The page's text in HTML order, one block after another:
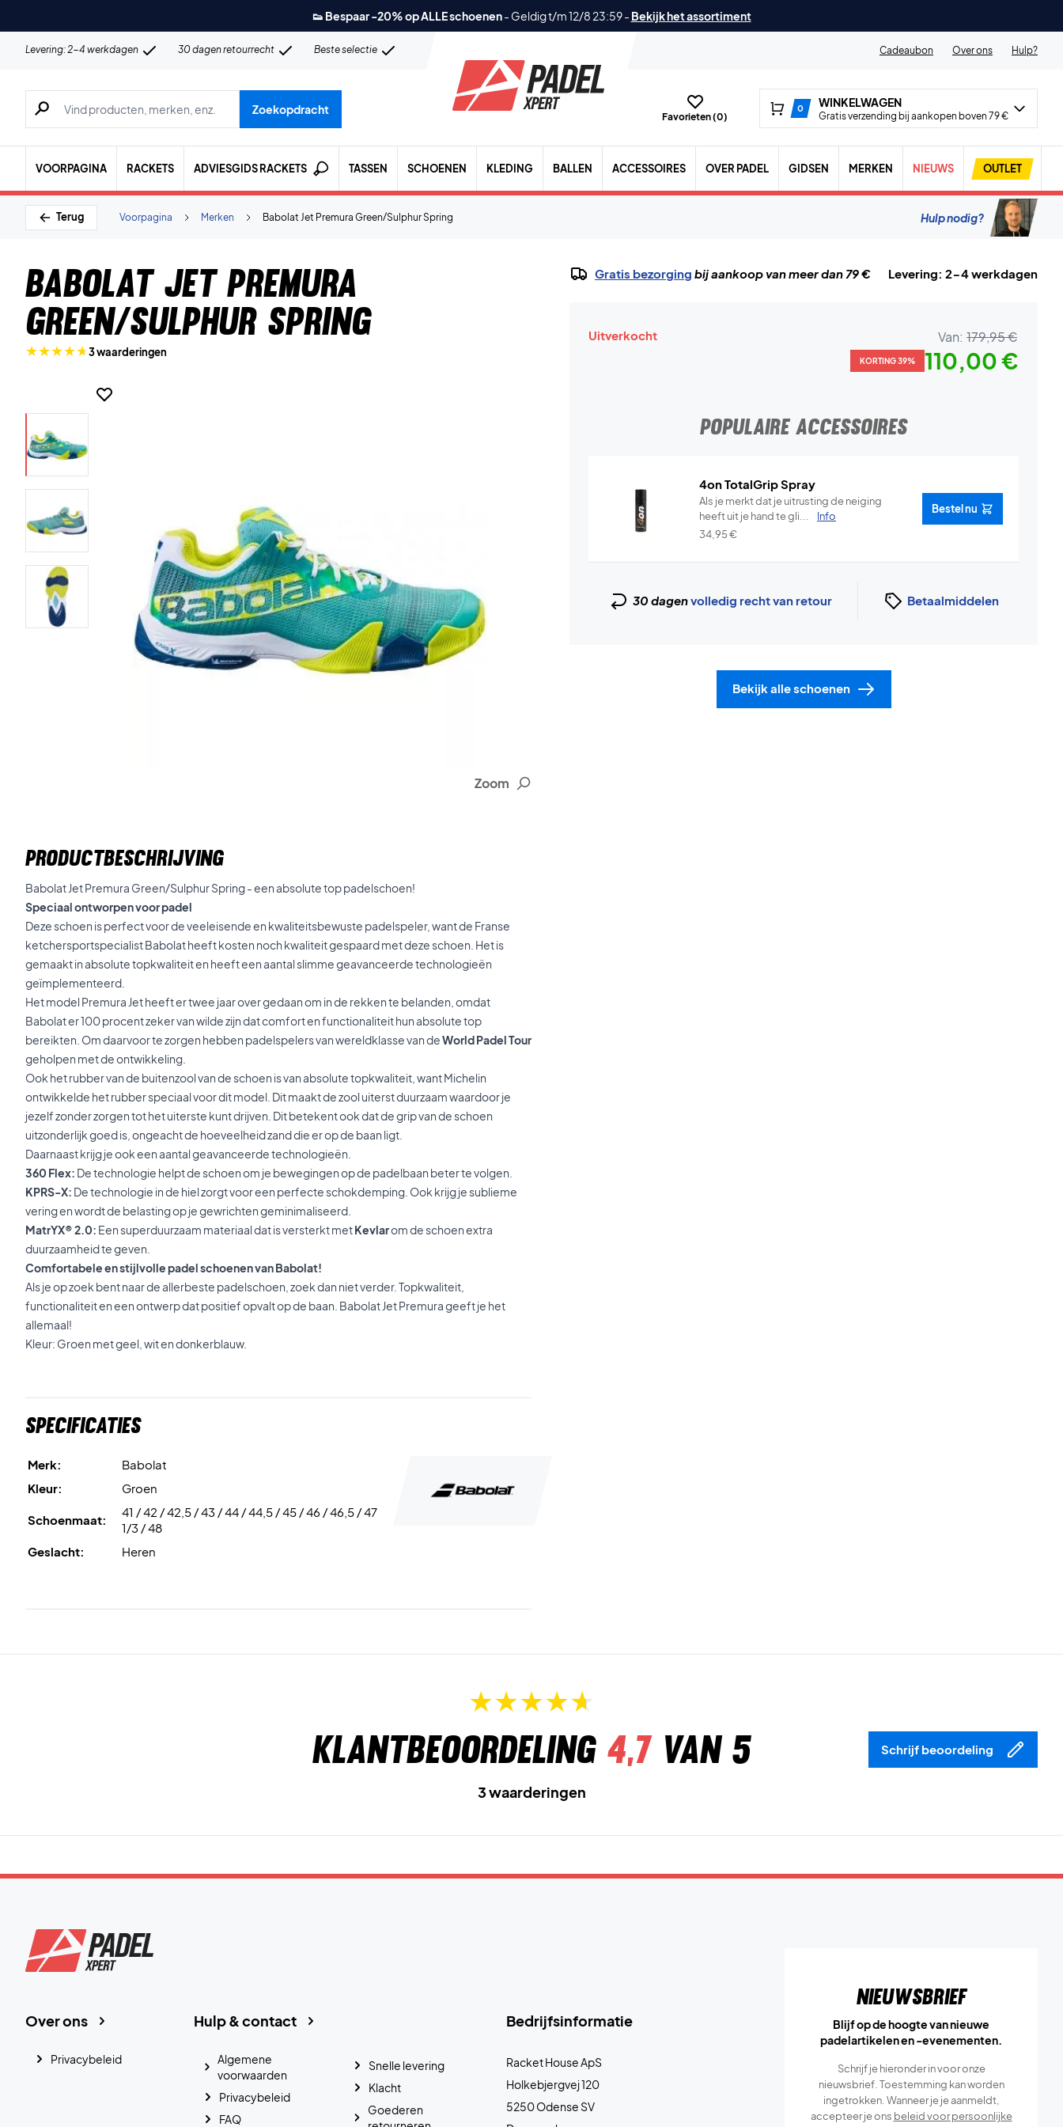
👟 Bespaar -20% op ALLE schoenen- Geldig t/m 12/8 23:59- Bekijk het assortiment
Levering: 2-4 werkdagen 30 dagen retourrecht Beste selectie Cadeaubon Over ons Hulp?
Zoeken naar producten, merken etc.
Zoekopdracht
Favorieten (0)
0 WINKELWAGEN
Gratis verzending bij aankopen boven 79 €
VOORPAGINA RACKETS ADVIESGIDS RACKETS TASSEN SCHOENEN KLEDING BALLEN ACCESSOIRES OVER PADEL GIDSEN MERKEN NIEUWS OUTLET
Terug Babolat Jet Premura Green/Sulphur Spring
Merken
Voorpagina Hulp nodig?
Babolat Jet Premura
Green/Sulphur Spring
3 waarderingen
Zoom
PRODUCTBESCHRIJVING
Babolat Jet Premura Green/Sulphur Spring - een absolute top padelschoen!
Speciaal ontworpen voor padel
Deze schoen is perfect voor de veeleisende en kwaliteitsbewuste padelspeler, want de Franse
ketchersportspecialist Babolat heeft kosten noch kwaliteit gespaard met deze schoen. Het is
gemaakt in absolute topkwaliteit en heeft een aantal slimme geavanceerde technologieën
geïmplementeerd.
Het model Premura Jet heeft er twee jaar over gedaan om in de rekken te belanden, omdat
Babolat er 100 procent zeker van wilde zijn dat comfort en functionaliteit hun absolute top
bereikten. Om daarvoor te zorgen hebben padelspelers van wereldklasse van deWorld Padel Tour
geholpen met de ontwikkeling.
Ook het rubber van de buitenzool van de schoen is van absolute topkwaliteit, want Michelin
ontwikkelde het rubber speciaal voor dit model. Dit maakt de zool uiterst duurzaam waardoor je
jezelf zonder zorgen tot het uiterste kunt drijven. Dit betekent ook dat de grip van de schoen
uitzonderlijk goed is, ongeacht de hoeveelheid zand die er op de baan ligt.
Daarnaast krijg je ook een aantal geavanceerde technologieën.
360 Flex: De technologie helpt de schoen om je bewegingen op de padelbaan beter te volgen.
KPRS-X: De technologie in de hiel zorgt voor een perfecte schokdemping. Ook krijg je sublieme
vering en wordt de belasting op je gewrichten geminimaliseerd.
MatrYX® 2.0: Een superduurzaam materiaal dat is versterkt metKevlarom de schoen extra
duurzaamheid te geven.
Comfortabele en stijlvolle padel schoenen van Babolat!
Als je op zoek bent naar de allerbeste padelschoen, zoek dan niet verder. Topkwaliteit,
functionaliteit en een ontwerp dat positief opvalt op de baan. Babolat Jet Premura geeft je het
allemaal!
Kleur: Groen met geel, wit en donkerblauw.
Specificaties
Merk:
Babolat
Kleur:
Groen
Schoenmaat:
41 / 42 / 42,5 / 43 / 44 / 44,5 / 45 / 46 / 46,5 / 47
1/3 / 48
Geslacht:
Heren
Gratis bezorging bij aankoop van meer dan 79 € Levering: 2-4 werkdagen
Uitverkocht Van: 179,95 €
KORTING 39% 110,00 €
POPULAIRE ACCESSOIRES
4on TotalGrip Spray
Als je merkt dat je uitrusting de neiging
heeft uit je hand te gli...
Info
34,95€
Bestel nu
30 dagenvolledig recht van retour Betaalmiddelen
Bekijk alle schoenen
Klantbeoordeling 4,7van 5 Schrijf beoordeling
3 waarderingen
Bedrijfsinformatie
Racket House ApS
Holkebjergvej 120
5250 Odense SV
Hulp & contact
Algemene
voorwaarden
Privacybeleid
FAQ
Snelle levering
Klacht
Goederen
Over ons
Privacybeleid
Nieuwsbrief
Blijf op de hoogte van nieuwe
padelartikelen en -evenementen.
Schrijf je hieronder in voor onze
nieuwsbrief. Toestemming kan worden
ingetrokken. Wanneer je je aanmeldt,
accepteer je ons beleid voor persoonlijke